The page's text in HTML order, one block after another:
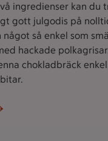
ingredienser kan du
gott julgodis på
så enkel som
hackade
chokladbräck